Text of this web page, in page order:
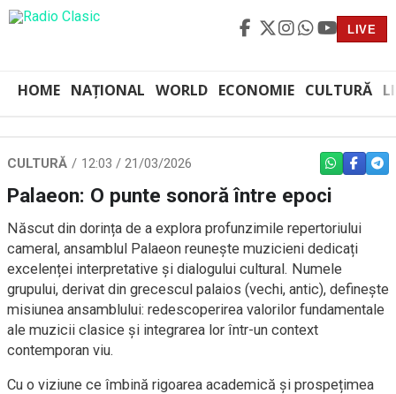
LIVE
HOME NAȚIONAL WORLD ECONOMIE CULTURĂ
CULTURĂ 12:03 / 21/03/2026 WHATSAPP
Palaeon: O punte sonoră între epoci
Născut din dorința de a explora profunzimile repertoriului
cameral, ansamblul Palaeon reunește muzicieni dedicați
excelenței interpretative și dialogului cultural. Numele
grupului, derivat din grecescul palaios (vechi, antic), definește
misiunea ansamblului: redescoperirea valorilor fundamentale
ale muzicii clasice și integrarea lor într-un context
contemporan viu.
Cu o viziune ce îmbină rigoarea academică și prospețimea